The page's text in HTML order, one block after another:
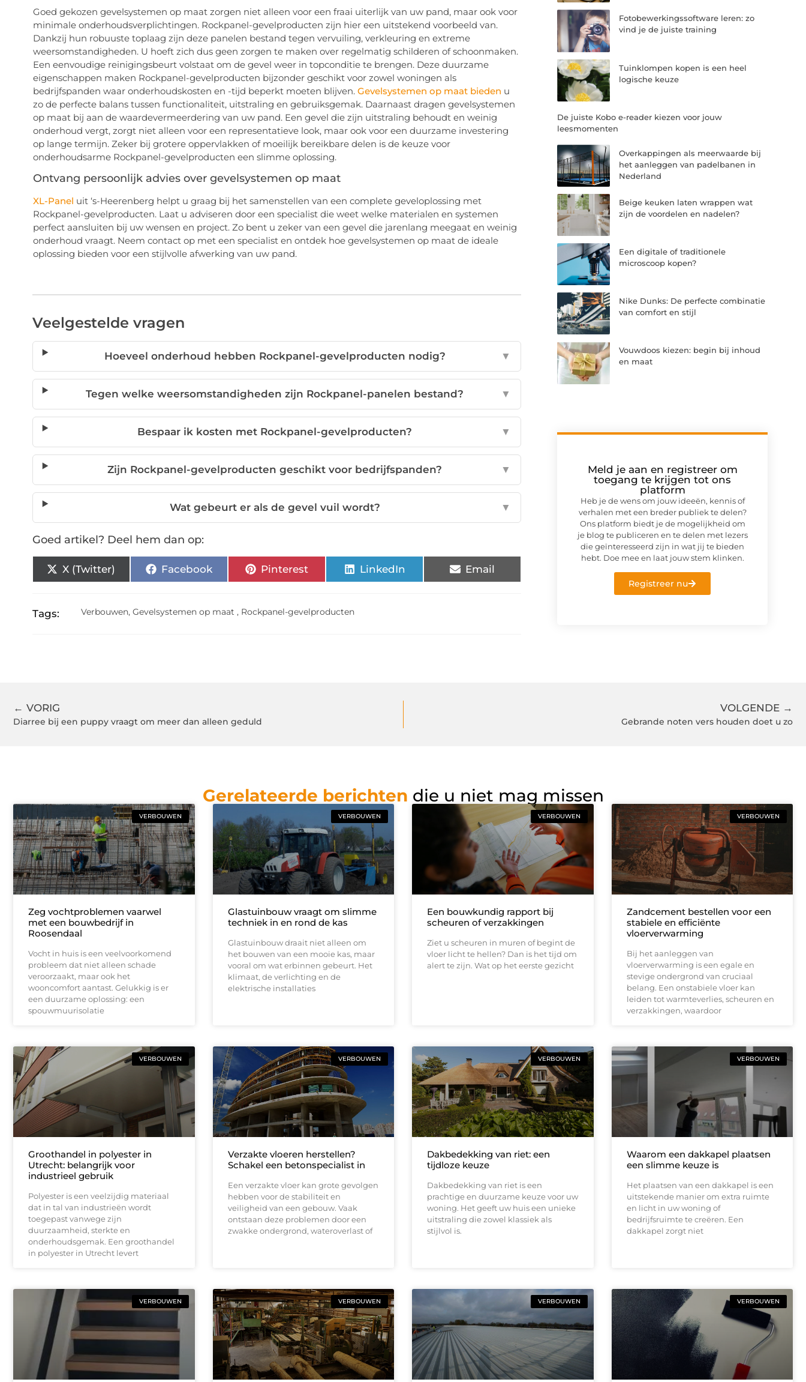
Goed gekozen gevelsystemen op maat zorgen niet alleen voor een fraai uiterlijk van uw pand, maar ook voor
minimale onderhoudsverplichtingen. Rockpanel-gevelproducten zijn hier een uitstekend voorbeeld van.
Dankzij hun robuuste toplaag zijn deze panelen bestand tegen vervuiling, verkleuring en extreme
weersomstandigheden. U hoeft zich dus geen zorgen te maken over regelmatig schilderen of schoonmaken.
Een eenvoudige reinigingsbeurt volstaat om de gevel weer in topconditie te brengen. Deze duurzame
eigenschappen maken Rockpanel-gevelproducten bijzonder geschikt voor zowel woningen als
bedrijfspanden waar onderhoudskosten en -tijd beperkt moeten blijven. Gevelsystemen op maat bieden u
zo de perfecte balans tussen functionaliteit, uitstraling en gebruiksgemak. Daarnaast dragen gevelsystemen
op maat bij aan de waardevermeerdering van uw pand. Een gevel die zijn uitstraling behoudt en weinig
onderhoud vergt, zorgt niet alleen voor een representatieve look, maar ook voor een duurzame investering
op lange termijn. Zeker bij grotere oppervlakken of moeilijk bereikbare delen is de keuze voor
onderhoudsarme Rockpanel-gevelproducten een slimme oplossing.
Ontvang persoonlijk advies over gevelsystemen op maat
XL-Panel uit ‘s-Heerenberg helpt u graag bij het samenstellen van een complete geveloplossing met
Rockpanel-gevelproducten. Laat u adviseren door een specialist die weet welke materialen en systemen
perfect aansluiten bij uw wensen en project. Zo bent u zeker van een gevel die jarenlang meegaat en weinig
onderhoud vraagt. Neem contact op met een specialist en ontdek hoe gevelsystemen op maat de ideale
oplossing bieden voor een stijlvolle afwerking van uw pand.
Veelgestelde vragen
Hoeveel onderhoud hebben Rockpanel-gevelproducten nodig? ▼
Tegen welke weersomstandigheden zijn Rockpanel-panelen bestand? ▼
Bespaar ik kosten met Rockpanel-gevelproducten? ▼
Zijn Rockpanel-gevelproducten geschikt voor bedrijfspanden? ▼
Wat gebeurt er als de gevel vuil wordt? ▼
Goed artikel? Deel hem dan op:
X (Twitter) Facebook Pinterest LinkedIn Email
Tags: Verbouwen,Gevelsystemen op maat , Rockpanel-gevelproducten
Fotobewerkingssoftware leren: zo
vind je de juiste training
Tuinklompen kopen is een heel
logische keuze
De juiste Kobo e-reader kiezen voor jouw
leesmomenten
Overkappingen als meerwaarde bij
het aanleggen van padelbanen in
Nederland
Beige keuken laten wrappen wat
zijn de voordelen en nadelen?
Een digitale of traditionele
microscoop kopen?
Nike Dunks: De perfecte combinatie
van comfort en stijl
Vouwdoos kiezen: begin bij inhoud
en maat
Meld je aan en registreer om
toegang te krijgen tot ons
platform
Heb je de wens om jouw ideeën, kennis of
verhalen met een breder publiek te delen?
Ons platform biedt je de mogelijkheid om
je blog te publiceren en te delen met lezers
die geïnteresseerd zijn in wat jij te bieden
hebt. Doe mee en laat jouw stem klinken.
Registreer nu
← VORIG
Diarree bij een puppy vraagt om meer dan alleen geduld
VOLGENDE →
Gebrande noten vers houden doet u zo
Gerelateerde berichten die u niet mag missen
VERBOUWEN
Zeg vochtproblemen vaarwel
met een bouwbedrijf in
Roosendaal
Vocht in huis is een veelvoorkomend
probleem dat niet alleen schade
veroorzaakt, maar ook het
wooncomfort aantast. Gelukkig is er
een duurzame oplossing: een
spouwmuurisolatie
VERBOUWEN
Glastuinbouw vraagt om slimme
techniek in en rond de kas
Glastuinbouw draait niet alleen om
het bouwen van een mooie kas, maar
vooral om wat erbinnen gebeurt. Het
klimaat, de verlichting en de
elektrische installaties
VERBOUWEN
Een bouwkundig rapport bij
scheuren of verzakkingen
Ziet u scheuren in muren of begint de
vloer licht te hellen? Dan is het tijd om
alert te zijn. Wat op het eerste gezicht
VERBOUWEN
Zandcement bestellen voor een
stabiele en efficiënte
vloerverwarming
Bij het aanleggen van
vloerverwarming is een egale en
stevige ondergrond van cruciaal
belang. Een onstabiele vloer kan
leiden tot warmteverlies, scheuren en
verzakkingen, waardoor
VERBOUWEN
Groothandel in polyester in
Utrecht: belangrijk voor
industrieel gebruik
Polyester is een veelzijdig materiaal
dat in tal van industrieën wordt
toegepast vanwege zijn
duurzaamheid, sterkte en
onderhoudsgemak. Een groothandel
in polyester in Utrecht levert
VERBOUWEN
Verzakte vloeren herstellen?
Schakel een betonspecialist in
Een verzakte vloer kan grote gevolgen
hebben voor de stabiliteit en
veiligheid van een gebouw. Vaak
ontstaan deze problemen door een
zwakke ondergrond, wateroverlast of
VERBOUWEN
Dakbedekking van riet: een
tijdloze keuze
Dakbedekking van riet is een
prachtige en duurzame keuze voor uw
woning. Het geeft uw huis een unieke
uitstraling die zowel klassiek als
stijlvol is.
VERBOUWEN
Waarom een dakkapel plaatsen
een slimme keuze is
Het plaatsen van een dakkapel is een
uitstekende manier om extra ruimte
en licht in uw woning of
bedrijfsruimte te creëren. Een
dakkapel zorgt niet
VERBOUWEN VERBOUWEN VERBOUWEN VERBOUWEN